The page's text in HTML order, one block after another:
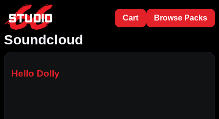
Cart Browse Packs
Soundcloud
Hello Dolly